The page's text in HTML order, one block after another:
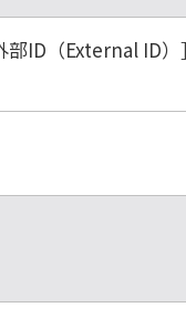
部ID（External ID）